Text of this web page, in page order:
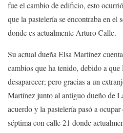
fue el cambio de edificio, esto
que la pastelería se encontraba en
donde es actualmente Arturo Calle.
Su actual dueña Elsa Martínez
cambios que ha tenido, debido a
desaparecer; pero gracias a un
Martínez junto al antiguo dueño de
acuerdo y la pastelería pasó a
séptima con calle 21 donde